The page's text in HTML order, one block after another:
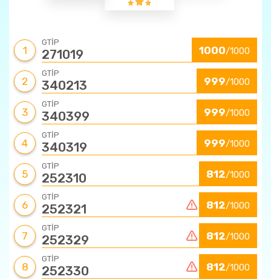
1
GTİP
271019 1000/1000
2
GTİP
340213 999/1000
3
GTİP
340399 999/1000
4
GTİP
340319 999/1000
5
GTİP
252310 812/1000
6
GTİP
252321 812/1000
7
GTİP
252329 812/1000
8
GTİP
252330 812/1000